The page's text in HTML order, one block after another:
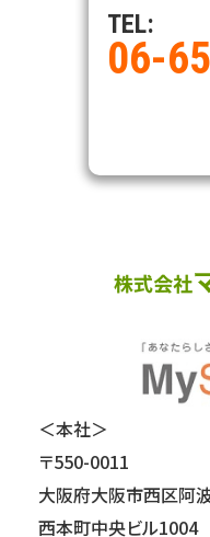
TEL:
06-
＜本社＞
〒550-0011
大阪府大阪市西区阿
西本町中央ビル1004